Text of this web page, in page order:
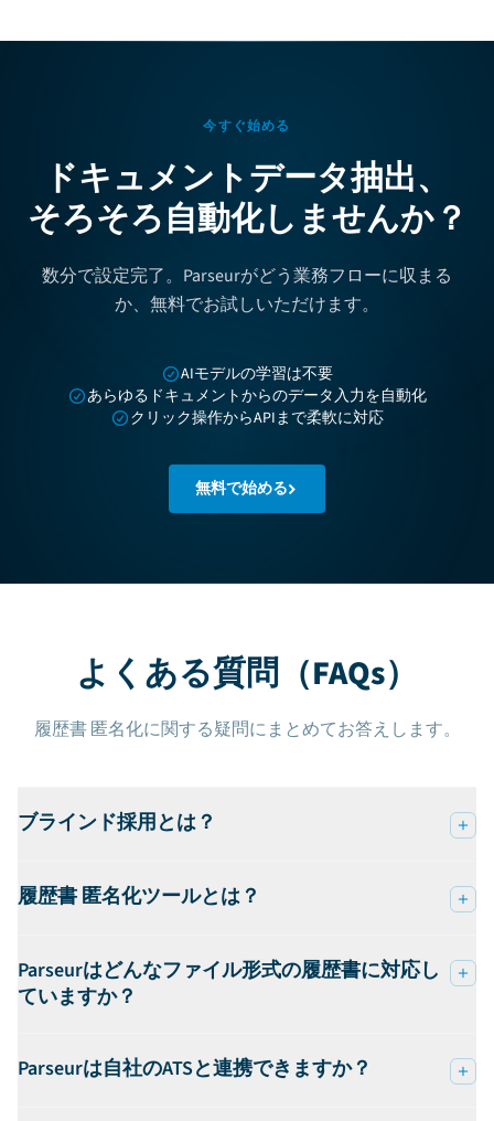
今すぐ始める
ドキュメントデータ抽出、
そろそろ自動化しませんか？
数分で設定完了。Parseurがどう業務フローに収まる
か、無料でお試しいただけます。
AIモデルの学習は不要
あらゆるドキュメントからのデータ入力を自動化
クリック操作からAPIまで柔軟に対応
無料で始める
よくある質問（FAQs）
履歴書 匿名化に関する疑問にまとめてお答えします。
ブラインド採用とは？
履歴書 匿名化ツールとは？
Parseurはどんなファイル形式の履歴書に対応し
ていますか？
Parseurは自社のATSと連携できますか？